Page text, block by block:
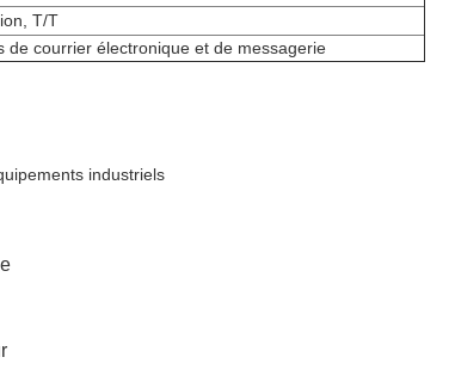
T/T
de courrier électronique et de messagerie
industriels